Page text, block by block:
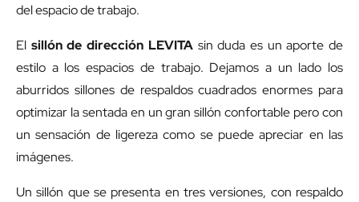
del espacio de trabajo.
El sillón de dirección LEVITA sin duda es un aporte de
estilo a los espacios de trabajo. Dejamos a un lado los
aburridos sillones de respaldos cuadrados enormes para
optimizar la sentada en un gran sillón confortable pero con
un sensación de ligereza como se puede apreciar en las
imágenes.
Un sillón que se presenta en tres versiones, con respaldo